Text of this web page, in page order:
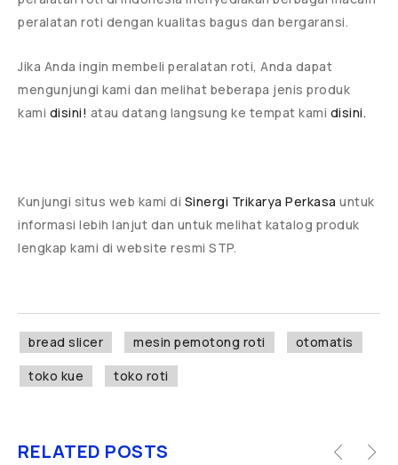
peralatan roti dengan kualitas bagus dan bergaransi.
Jika Anda ingin membeli peralatan roti, Anda dapat
mengunjungi kami dan melihat beberapa jenis produk
kami disini! atau datang langsung ke tempat kami disini.
Kunjungi situs web kami di Sinergi Trikarya Perkasa untuk
informasi lebih lanjut dan untuk melihat katalog produk
lengkap kami di website resmi STP.
bread slicer mesin pemotong roti
otomatis
toko kue
toko roti
RELATED POSTS